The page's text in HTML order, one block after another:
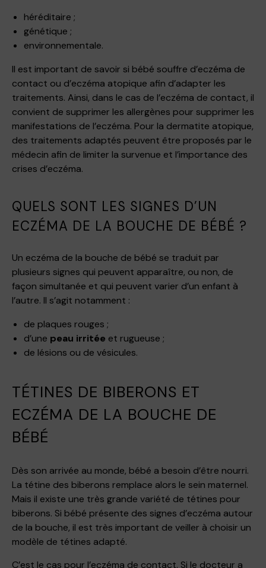
héréditaire ;
génétique ;
environnementale.
Il est important de savoir si bébé souffre d’eczéma de
contact ou d’eczéma atopique afin d’adapter les
traitements. Ainsi, dans le cas de l’eczéma de contact, il
convient de supprimer les allergènes pour supprimer les
manifestations de l’eczéma. Pour la dermatite atopique,
des traitements adaptés peuvent être proposés par le
médecin afin de limiter la survenue et l’importance des
crises d’eczéma.
QUELS SONT LES SIGNES D’UN
ECZÉMA DE LA BOUCHE DE BÉBÉ ?
Un eczéma de la bouche de bébé se traduit par
plusieurs signes qui peuvent apparaître, ou non, de
façon simultanée et qui peuvent varier d’un enfant à
l’autre. Il s’agit notamment :
de plaques rouges ;
d’une peau irritée et rugueuse ;
de lésions ou de vésicules.
TÉTINES DE BIBERONS ET
ECZÉMA DE LA BOUCHE DE
BÉBÉ
Dès son arrivée au monde, bébé a besoin d’être nourri.
La tétine des biberons remplace alors le sein maternel.
Mais il existe une très grande variété de tétines pour
biberons. Si bébé présente des signes d’eczéma autour
de la bouche, il est très important de veiller à choisir un
modèle de tétines adapté.
C’est le cas pour l’eczéma de contact. Si le docteur a